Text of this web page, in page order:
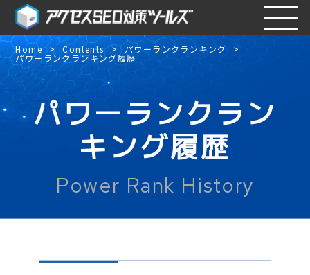
Home Contents パワーランクランキング
パワーランクランキング履歴
パワーランクラン
キング履歴
Power Rank History